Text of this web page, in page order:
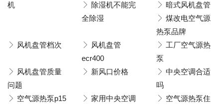
机
除湿机不能完
全除湿
暗式风机盘管
煤改电空气源
热泵品牌
风机盘管档次
风机盘管
ecr400
工厂空气源热
泵
风机盘管质量
问题
新风口价格
中央空调合适
吗
空气源热泵p15
家用中央空调
空气源热泵住